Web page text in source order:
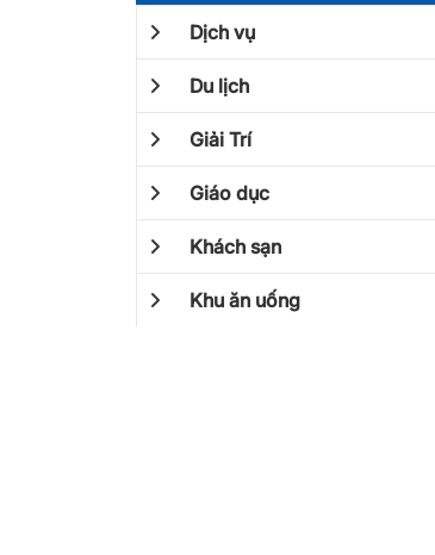
Dịch vụ
Du lịch
Giải Trí
Giáo dục
Khách sạn
Khu ăn uống